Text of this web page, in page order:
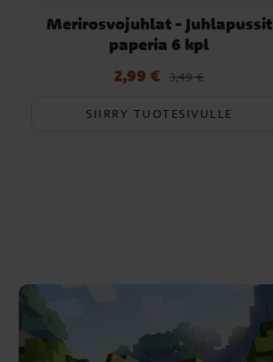
Merirosvojuhlat - Juhlapussit
paperia 6 kpl
Nykyinen hinta:2,99 €Edellinen hinta
3,49 €
2,99 € 3,49 €
SIIRRY TUOTESIVULLE